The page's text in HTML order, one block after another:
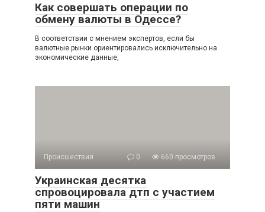
Как совершать операции по
обмену валюты в Одессе?
В соответствии с мнением экспертов, если бы
валютные рынки ориентировались исключительно на
экономические данные,
Происшествия 0 660 просмотров
Украинская десятка
спровоцировала дтп с участием
пяти машин